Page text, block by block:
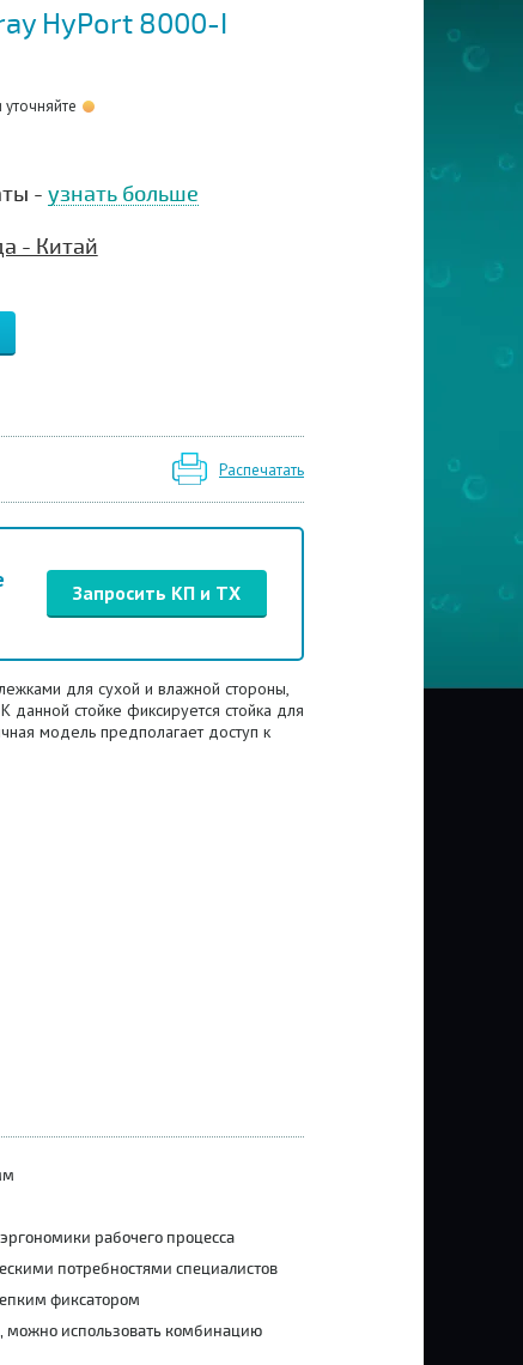
HyPort 8000-I
- узнать больше
- Китай
Распечатать
Запросить КП и ТХ
для сухой и влажной стороны,
данной стойке фиксируется стойка для
модель предполагает доступ к
рабочего процесса
потребностями специалистов
фиксатором
можно использовать комбинацию